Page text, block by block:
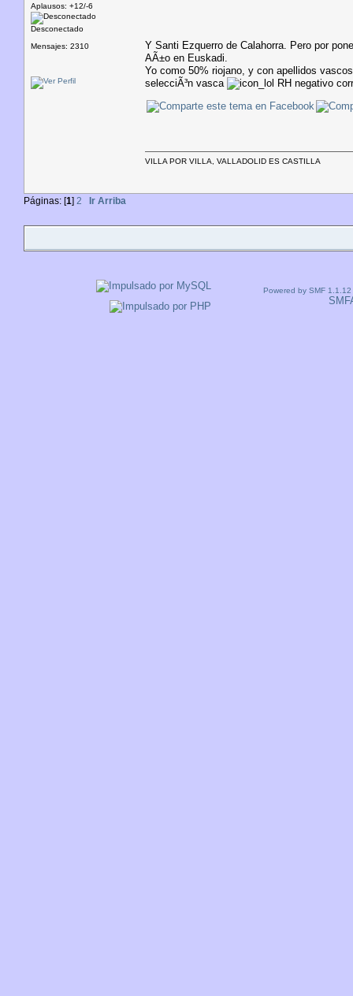
Aplausos: +12/-6
Desconectado
Mensajes: 2310
Y Santi Ezquerro de Calahorra. Pero por
AÃ±o en Euskadi.
Yo como 50% riojano, y con apellidos
selecciÃ³n vasca
RH negativo
VILLA POR VILLA, VALLADOLID ES CASTILLA
Páginas: [1] 2 Ir Arriba
Powered by SMF 1.1.12